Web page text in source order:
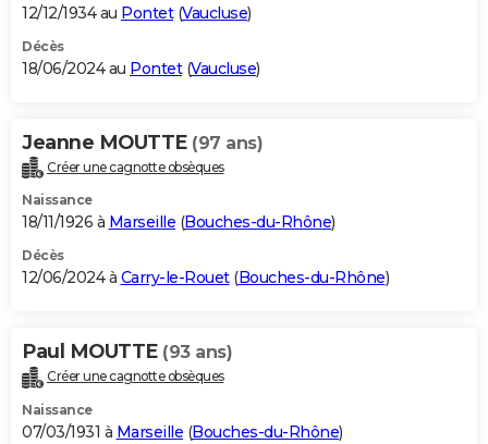
12/12/1934 au Pontet(Vaucluse)
Décès
18/06/2024 au Pontet(Vaucluse)
Jeanne MOUTTE (97 ans)
Créer une cagnotte obsèques
Naissance
18/11/1926 à Marseille (Bouches-du-Rhône)
Décès
12/06/2024 à Carry-le-Rouet(Bouches-du-Rhône)
Paul MOUTTE (93 ans)
Créer une cagnotte obsèques
Naissance
07/03/1931 à Marseille (Bouches-du-Rhône)